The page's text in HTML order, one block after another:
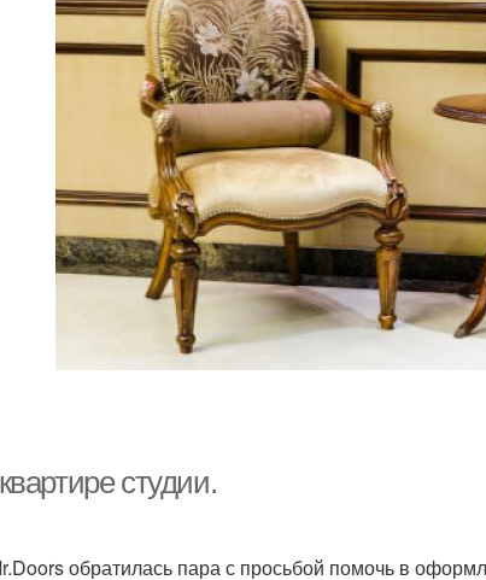
студии.
обратилась пара с просьбой помочь в